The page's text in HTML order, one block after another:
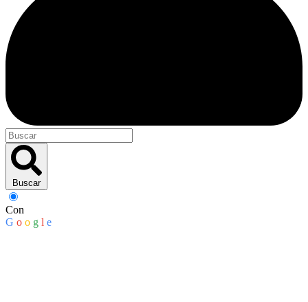
Buscar
Con
G o o g l e